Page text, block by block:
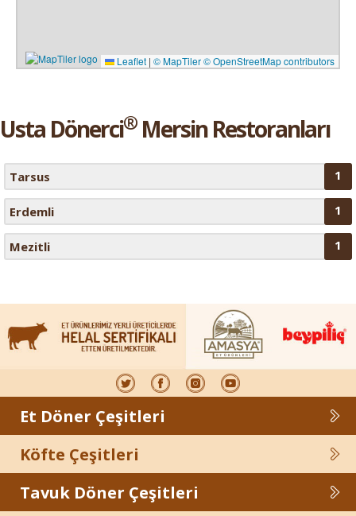
Leaflet | © MapTiler© OpenStreetMap contributors
Usta Dönerci®Mersin Restoranları
Tarsus 1
Erdemli 1
Mezitli 1
Et Döner Çeşitleri
Köfte Çeşitleri
Tavuk Döner Çeşitleri